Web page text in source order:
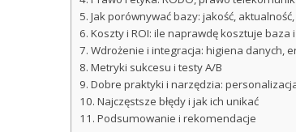
Jak porównywać bazy: jakość,
Koszty i ROI: ile naprawdę kosztuje baza
Wdrożenie i integracja: higiena danych,
Metryki sukcesu i testy A/B
Dobre praktyki i narzędzia:
Najczęstsze błędy i jak ich unikać
Podsumowanie i rekomendacje